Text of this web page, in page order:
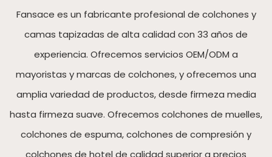
Fansace es un fabricante profesional de colchones y
camas tapizadas de alta calidad con 33 años de
experiencia. Ofrecemos servicios OEM/ODM a
mayoristas y marcas de colchones, y ofrecemos una
amplia variedad de productos, desde firmeza media
hasta firmeza suave. Ofrecemos colchones de muelles,
colchones de espuma, colchones de compresión y
colchones de hotel de calidad superior a precios